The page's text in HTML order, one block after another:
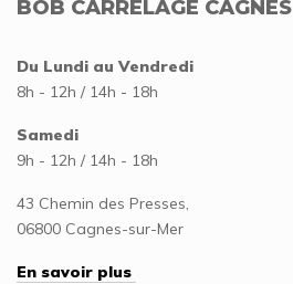
BOB CARRELAGE CAGNES
Du Lundi au Vendredi
8h - 12h / 14h - 18h
Samedi
9h - 12h / 14h - 18h
43 Chemin des Presses,
06800 Cagnes-sur-Mer
En savoir plus